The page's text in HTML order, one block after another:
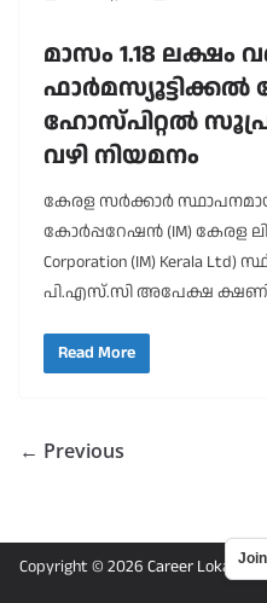
മാസം 1.18 ലക്ഷം
ഹോസ്പിറ്റൽ
വഴി നിയമനം
കേരള സർക്കാർ
കോർപ്പറേഷൻ (IM) കേരള
Corporation (IM) Kerala
പി.എസ്.സി അപേക്ഷ
Read More
← Previous
Copyright © 2026 Career Lokam.